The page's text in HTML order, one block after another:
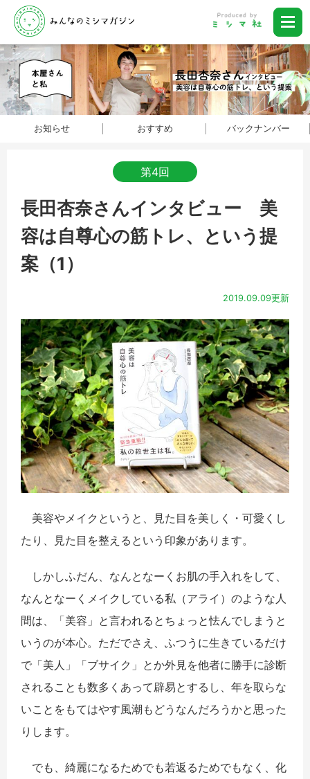
お知らせ おすすめ バックナンバー
第4回
長田杏奈さんインタビュー 美
容は自尊心の筋トレ、という提
案（1）
2019.09.09更新
美容やメイクというと、見た目を美しく・可愛くし
たり、見た目を整えるという印象があります。
しかしふだん、なんとなーくお肌の手入れをして、
なんとなーくメイクしている私（アライ）のような人
間は、「美容」と言われるとちょっと怯んでしまうと
いうのが本心。ただでさえ、ふつうに生きているだけ
で「美人」「ブサイク」とか外見を他者に勝手に診断
されることも数多くあって辟易とするし、年を取らな
いことをもてはやす風潮もどうなんだろうかと思った
りします。
でも、綺麗になるためでも若返るためでもなく、化